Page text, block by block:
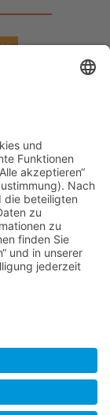
- Richardi -
Impressum